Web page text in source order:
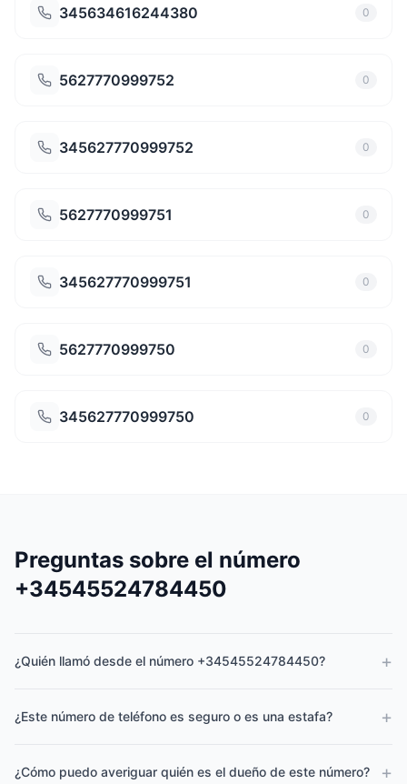
345634616244380 0
5627770999752 0
345627770999752 0
5627770999751 0
345627770999751 0
5627770999750 0
345627770999750 0
Preguntas sobre el número
+34545524784450
¿Quién llamó desde el número +34545524784450? +
¿Este número de teléfono es seguro o es una estafa? +
¿Cómo puedo averiguar quién es el dueño de este número? +